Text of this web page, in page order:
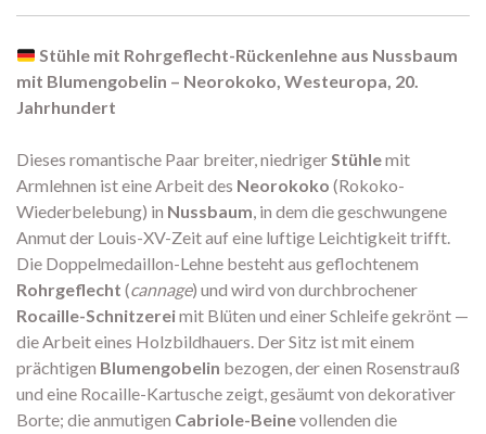
Stühle mit Rohrgeflecht-Rückenlehne aus Nussbaum
mit Blumengobelin – Neorokoko, Westeuropa, 20.
Jahrhundert
Dieses romantische Paar breiter, niedrigerStühlemit
Armlehnen ist eine Arbeit des Neorokoko (Rokoko-
Wiederbelebung) in Nussbaum, in dem die geschwungene
Anmut der Louis-XV-Zeit auf eine luftige Leichtigkeit trifft.
Die Doppelmedaillon-Lehne besteht aus geflochtenem
Rohrgeflecht (cannage) und wird von durchbrochener
Rocaille-Schnitzereimit Blüten und einer Schleife gekrönt —
die Arbeit eines Holzbildhauers. Der Sitz ist mit einem
prächtigen Blumengobelin bezogen, der einen Rosenstrauß
und eine Rocaille-Kartusche zeigt, gesäumt von dekorativer
Borte; die anmutigen Cabriole-Beinevollenden die